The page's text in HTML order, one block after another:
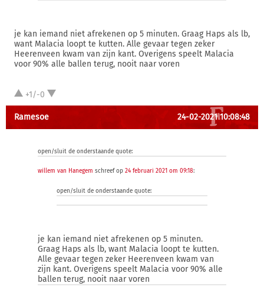
je kan iemand niet afrekenen op 5 minuten. Graag Haps als lb,
want Malacia loopt te kutten. Alle gevaar tegen zeker
Heerenveen kwam van zijn kant. Overigens speelt Malacia
voor 90% alle ballen terug, nooit naar voren
+1/-0
Ramesoe 24-02-2021 10:08:48
open/sluit de onderstaande quote:
willem van Hanegem schreef op 24 februari 2021 om 09:18:
open/sluit de onderstaande quote:
je kan iemand niet afrekenen op 5 minuten.
Graag Haps als lb, want Malacia loopt te kutten.
Alle gevaar tegen zeker Heerenveen kwam van
zijn kant. Overigens speelt Malacia voor 90% alle
ballen terug, nooit naar voren